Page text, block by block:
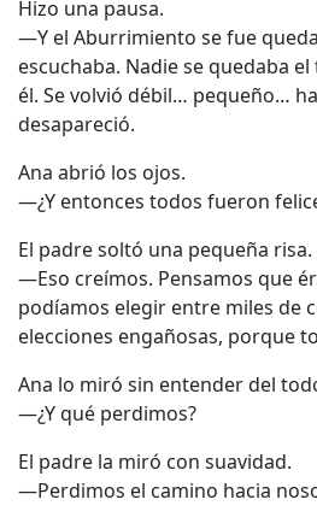
Hizo una pausa.
—Y el Aburrimiento se fue
escuchaba. Nadie se quedaba
él. Se volvió débil… pequeño…
desapareció.
Ana abrió los ojos.
—¿Y entonces todos fueron
El padre soltó una pequeña risa.
—Eso creímos. Pensamos que
podíamos elegir entre miles de
elecciones engañosas, porque
Ana lo miró sin entender del
—¿Y qué perdimos?
El padre la miró con suavidad.
—Perdimos el camino hacia